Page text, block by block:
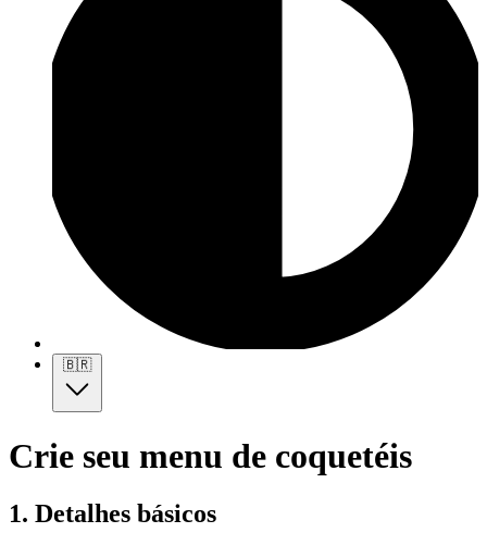
🇧🇷
Crie seu menu de coquetéis
1. Detalhes básicos